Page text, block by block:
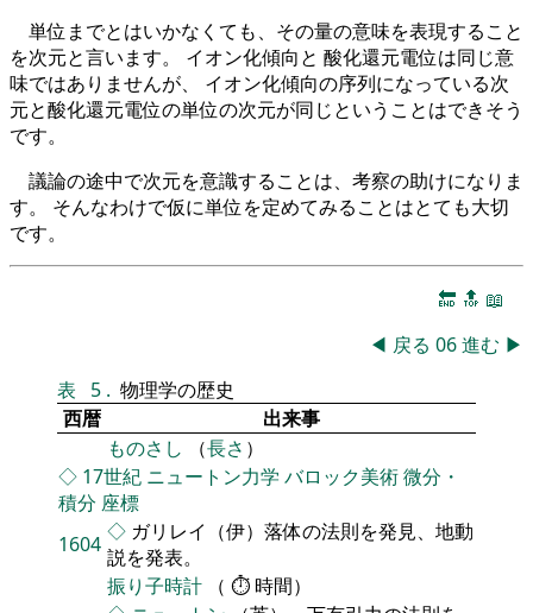
単位までとはいかなくても、その量の意味を表現すること
を次元と言います。 イオン化傾向と 酸化還元電位は同じ意
味ではありませんが、 イオン化傾向の序列になっている次
元と酸化還元電位の単位の次元が同じということはできそう
です。
議論の途中で次元を意識することは、考察の助けになりま
す。 そんなわけで仮に単位を定めてみることはとても大切
です。
🔚 🔝 📖
◀ 戻る 06進む ▶
表
5 . 物理学の歴史
西暦
出来事
ものさし （長さ ）
◇ 17世紀 ニュートン力学 バロック美術微分・
積分 座標
1604 ◇ ガリレイ（伊）落体の法則を発見、地動
説を発表。
振り子時計 （ ⏱ 時間）